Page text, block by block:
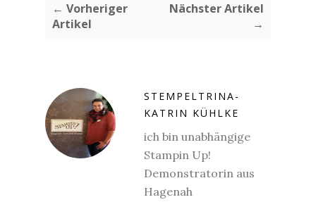
← Vorheriger
Artikel
Nächster Artikel
→
STEMPELTRINA-
KATRIN KÜHLKE
ich bin unabhängige
Stampin Up!
Demonstratorin aus
Hagenah